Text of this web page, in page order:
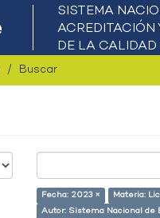
Buscar
Fecha: 2023 ×
Materia:
Autor: Sistema Nacional de